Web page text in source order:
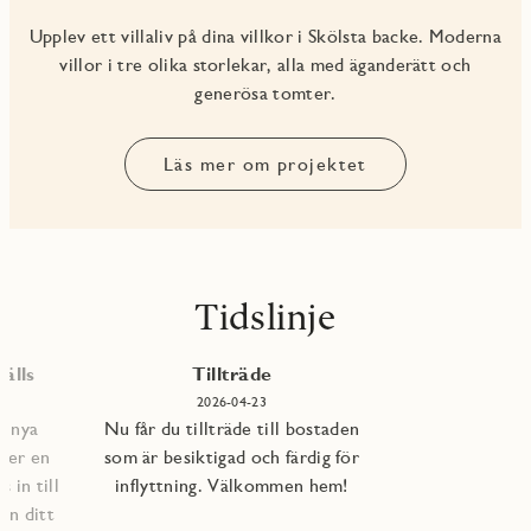
Upplev ett villaliv på dina villkor i Skölsta backe. Moderna
villor i tre olika storlekar, alla med äganderätt och
generösa tomter.
Läs mer om projektet
Tidslinje
nya
en
in till
ditt
Tillträde
2026-04-23
Nu får du tillträde till bostaden
som är besiktigad och färdig för
inflyttning. Välkommen hem!